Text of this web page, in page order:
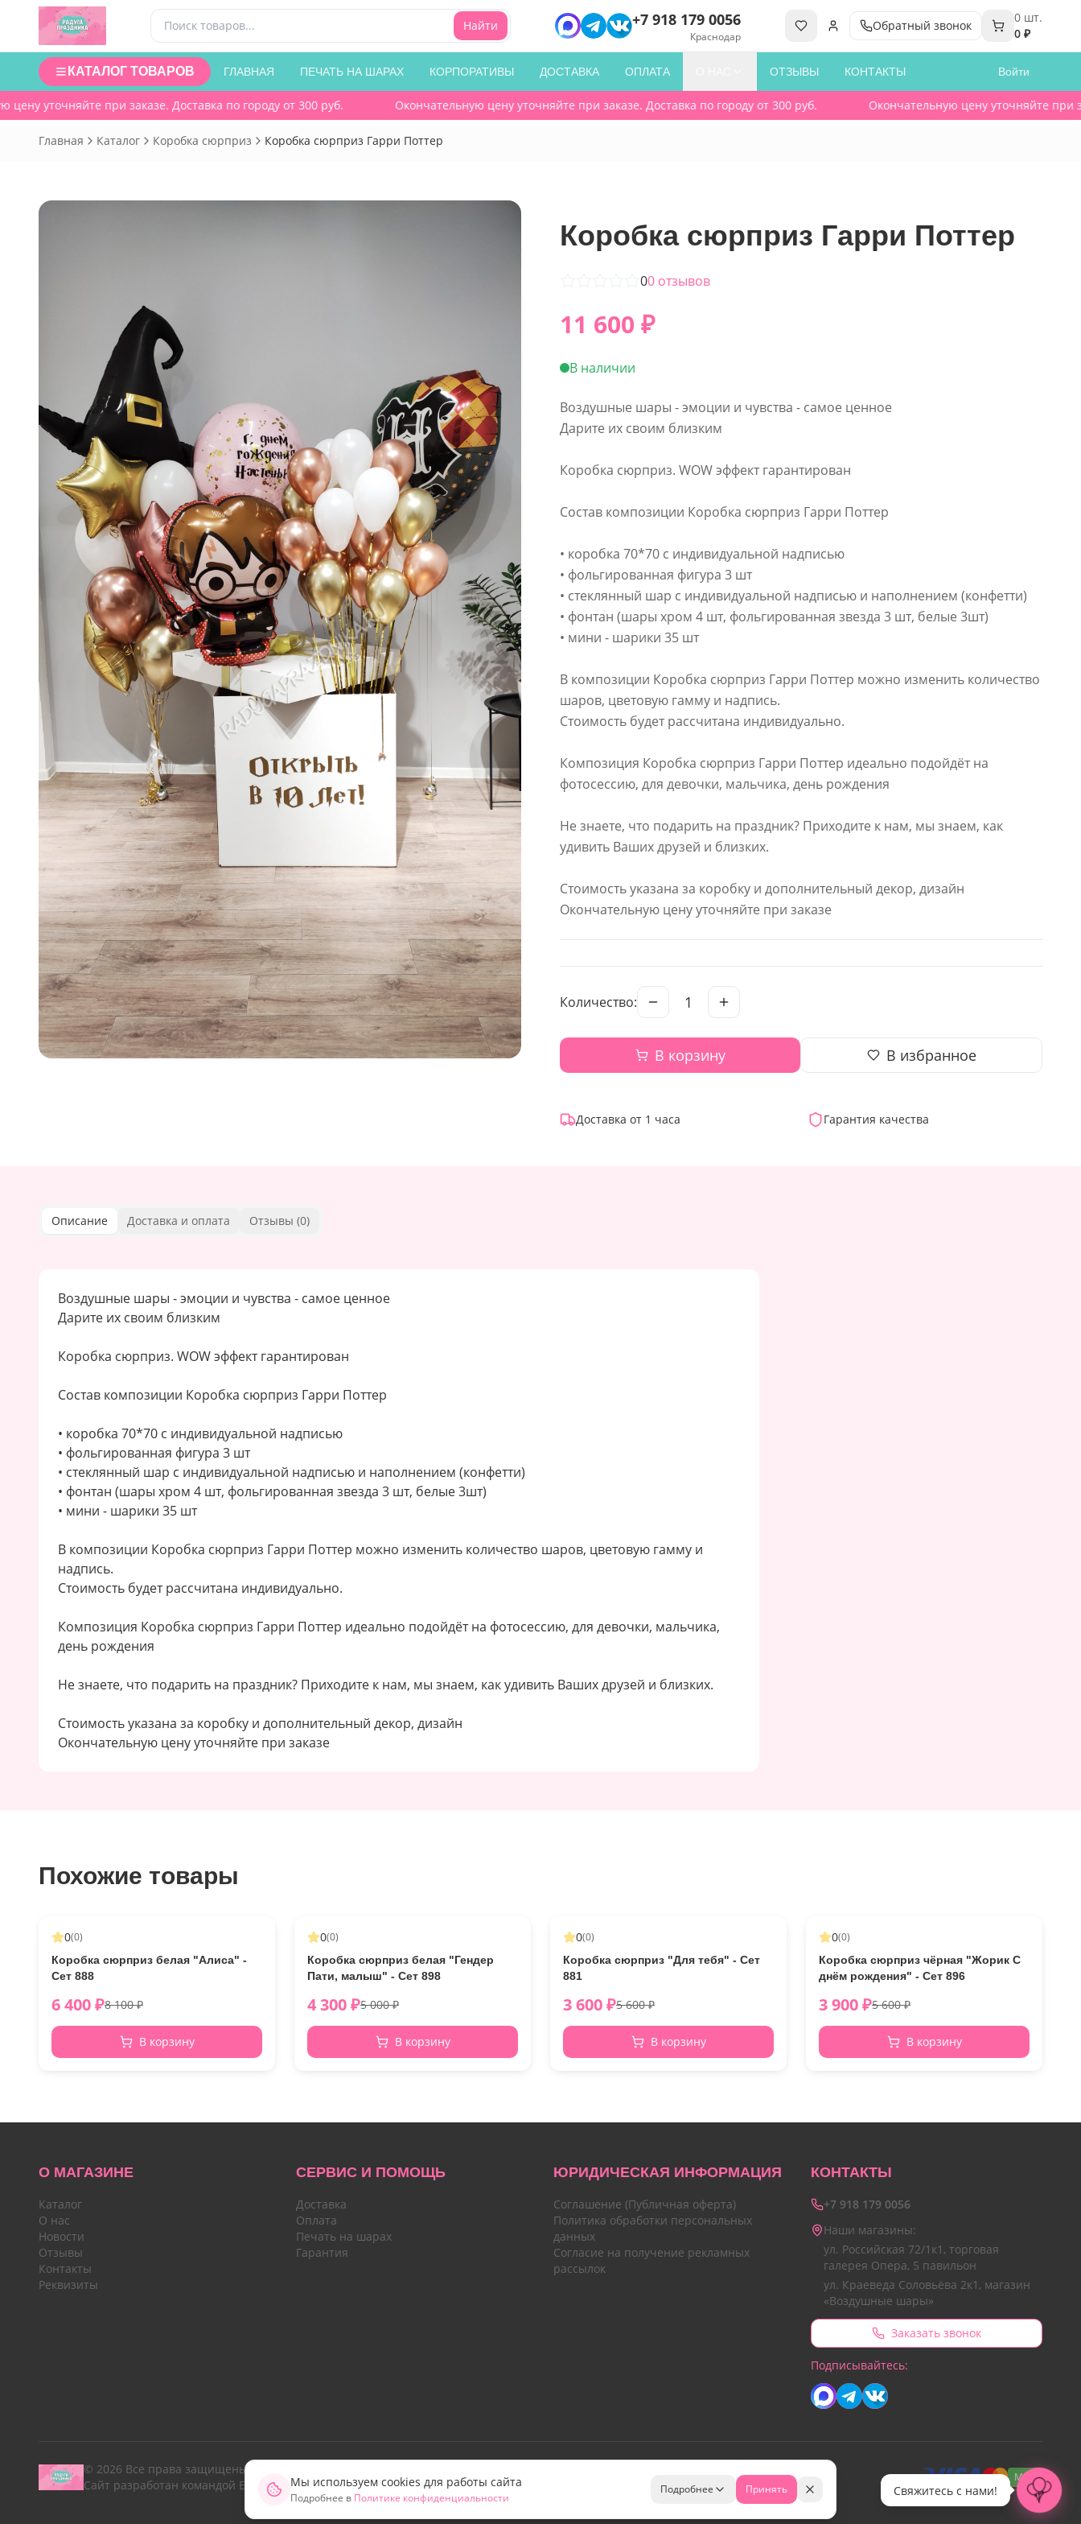
Найти +7 918 179 0056
Краснодар
Обратный звонок
0 шт.
0 ₽
КАТАЛОГ ТОВАРОВ ГЛАВНАЯ ПЕЧАТЬ НА ШАРАХ КОРПОРАТИВЫ ДОСТАВКА ОПЛАТА ОТЗЫВЫ КОНТАКТЫ Войти
уточняйте при заказе. Доставка по городу от 300 руб. Окончательную цену уточняйте при заказе. Доставка по городу от 300 руб. Окончательную цену уточняйте при
Главная Каталог Коробка сюрприз Коробка сюрприз Гарри Поттер
Коробка сюрприз Гарри Поттер
00 отзывов
11 600 ₽
В наличии
Воздушные шары - эмоции и чувства - самое ценное
Дарите их своим близким
Коробка сюрприз. WOW эффект гарантирован
Состав композиции Коробка сюрприз Гарри Поттер
• коробка 70*70 с индивидуальной надписью
• фольгированная фигура 3 шт
• стеклянный шар с индивидуальной надписью и наполнением (конфетти)
• фонтан (шары хром 4 шт, фольгированная звезда 3 шт, белые 3шт)
• мини - шарики 35 шт
В композиции Коробка сюрприз Гарри Поттер можно изменить количество
шаров, цветовую гамму и надпись.
Стоимость будет рассчитана индивидуально.
Композиция Коробка сюрприз Гарри Поттер идеально подойдёт на
фотосессию, для девочки, мальчика, день рождения
Не знаете, что подарить на праздник? Приходите к нам, мы знаем, как
удивить Ваших друзей и близких.
Стоимость указана за коробку и дополнительный декор, дизайн
Окончательную цену уточняйте при заказе
Количество: 1
В корзину В избранное
Доставка от 1 часа Гарантия качества
Описание Доставка и оплата Отзывы (0)
Воздушные шары - эмоции и чувства - самое ценное
Дарите их своим близким
Коробка сюрприз. WOW эффект гарантирован
Состав композиции Коробка сюрприз Гарри Поттер
• коробка 70*70 с индивидуальной надписью
• фольгированная фигура 3 шт
• стеклянный шар с индивидуальной надписью и наполнением (конфетти)
• фонтан (шары хром 4 шт, фольгированная звезда 3 шт, белые 3шт)
• мини - шарики 35 шт
В композиции Коробка сюрприз Гарри Поттер можно изменить количество шаров, цветовую гамму и
надпись.
Стоимость будет рассчитана индивидуально.
Композиция Коробка сюрприз Гарри Поттер идеально подойдёт на фотосессию, для девочки, мальчика,
день рождения
Не знаете, что подарить на праздник? Приходите к нам, мы знаем, как удивить Ваших друзей и близких.
Стоимость указана за коробку и дополнительный декор, дизайн
Окончательную цену уточняйте при заказе
Похожие товары
21 %
0(0)
Коробка сюрприз белая "Алиса" -
Сет 888
6 400₽8 100₽
В корзину
14 %
0(0)
Коробка сюрприз белая "Гендер
Пати, малыш" - Сет 898
4 300₽5 000₽
В корзину
11 %
0(0)
Коробка сюрприз "Для тебя" - Сет
881
3 600₽5 600₽
В корзину
23 %
0(0)
Коробка сюрприз чёрная "Жорик С
днём рождения" - Сет 896
3 900₽5 600₽
В корзину
О МАГАЗИНЕ
Каталог
О нас
Новости
Отзывы
Контакты
Реквизиты
СЕРВИС И ПОМОЩЬ
Доставка
Оплата
Печать на шарах
Гарантия
ЮРИДИЧЕСКАЯ ИНФОРМАЦИЯ
Соглашение (Публичная оферта)
Политика обработки персональных
данных
Согласие на получение рекламных
рассылок
КОНТАКТЫ
+7 918 179 0056
Наши магазины:
ул. Российская 72/1к1, торговая
галерея Опера, 5 павильон
ул. Краеведа Соловьёва 2к1, магазин
«Воздушные шары»
Заказать звонок
Подписывайтесь:
© 2026 Все права защищены.
Сайт разработан командой Emotion Marketing
МИР
Свяжитесь с нами!
Мы используем cookies для работы сайта
Подробнее в Политике конфиденциальности
Подробнее Принять